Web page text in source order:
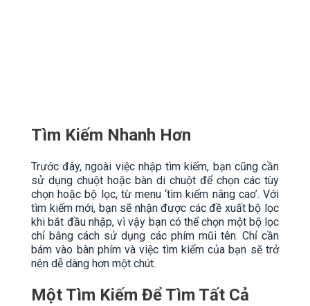
Tìm Kiếm Nhanh Hơn
Trước đây, ngoài việc nhập tìm kiếm, bạn cũng cần
sử dụng chuột hoặc bàn di chuột để chọn các tùy
chọn hoặc bộ lọc, từ menu ‘tìm kiếm nâng cao’. Với
tìm kiếm mới, bạn sẽ nhận được các đề xuất bộ lọc
khi bắt đầu nhập, vì vậy bạn có thể chọn một bộ lọc
chỉ bằng cách sử dụng các phím mũi tên. Chỉ cần
bám vào bàn phím và việc tìm kiếm của bạn sẽ trở
nên dễ dàng hơn một chút.
Một Tìm Kiếm Để Tìm Tất Cả